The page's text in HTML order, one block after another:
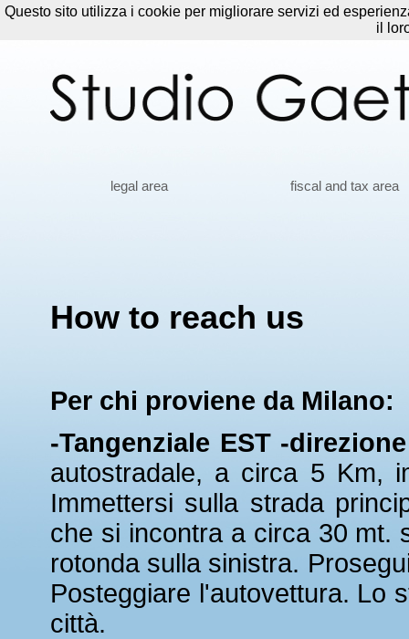
legal area fiscal and tax area
How to reach us
Per chi proviene da Milano:
-Tangenziale EST -
autostradale, a circa 5 Km,
Immettersi sulla strada
che si incontra a circa 30 mt.
rotonda sulla sinistra.
Posteggiare l'autovettura. Lo
città.
Questo sito utilizza i cookie per migliorare servizi ed
il